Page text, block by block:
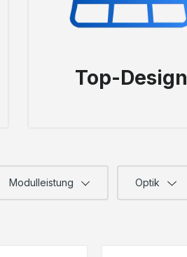
Top-Design
Modulleistung Optik